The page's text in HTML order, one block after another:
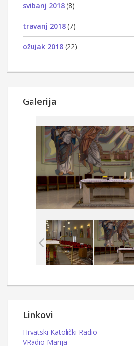
svibanj 2018 (8)
travanj 2018 (7)
ožujak 2018 (22)
Galerija
Linkovi
Hrvatski Katolički Radio
VRadio Marija